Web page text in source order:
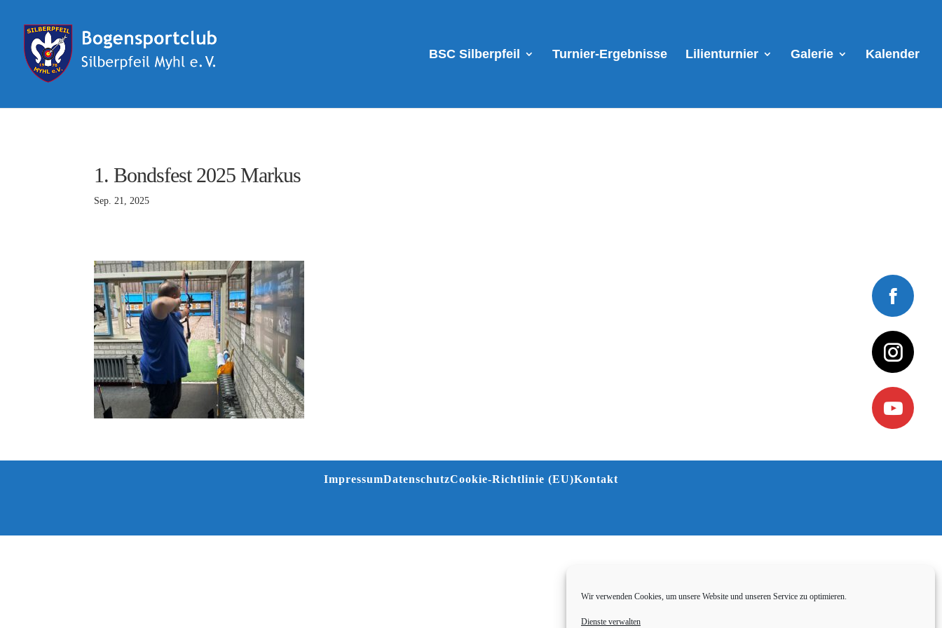
Wir verwenden Cookies, um unsere Website und unseren Service zu optimieren.
Dienste verwalten
BSC Silberpfeil Turnier-Ergebnisse Lilienturnier Galerie Kalender
1. Bondsfest 2025 Markus
Sep. 21, 2025
ImpressumDatenschutzCookie-Richtlinie (EU)Kontakt